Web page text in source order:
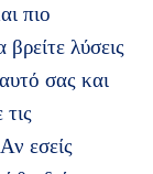
πιο
λύσεις
σας και
εσείς